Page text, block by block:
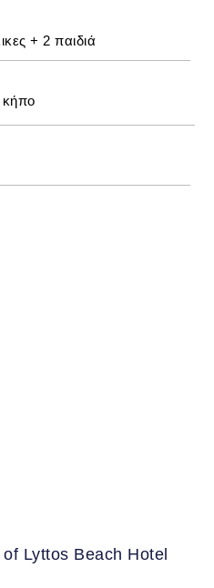
+ 2 παιδιά
κήπο
Lyttos Beach Hotel